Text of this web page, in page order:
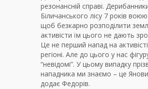
резонансній справі.
Біличанського лісу 7 років
щоб безкарно розподілити
активісти їм цього не дають
Це не перший напад на
регіоні. Але до цього у нас
“невідомі”. У цьому випадку
нападника ми знаємо – це
додає Федорів.